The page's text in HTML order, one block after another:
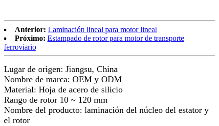
Anterior: Laminación lineal para motor lineal
Próximo: Estampado de rotor para motor de transporte
ferroviario
Lugar de origen: Jiangsu, China
Nombre de marca: OEM y ODM
Material: Hoja de acero de silicio
Rango de rotor 10 ~ 120 mm
Nombre del producto: laminación del núcleo del estator y
el rotor